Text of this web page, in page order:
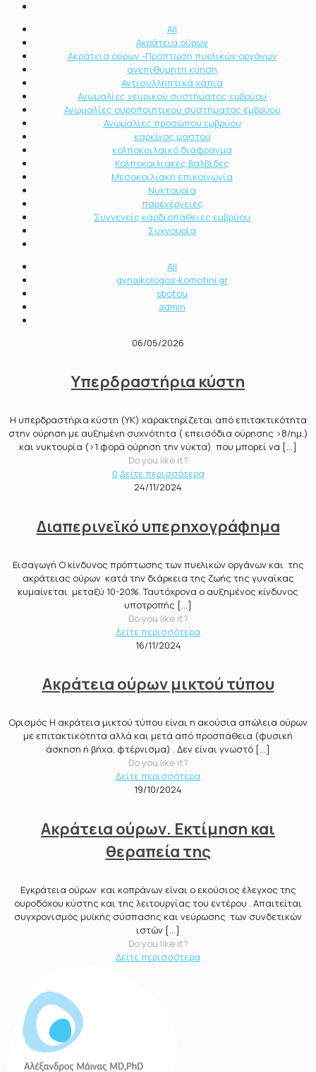
All
Ακράτεια ούρων
Ακράτεια ούρων -Πρόπτωση πυελικών οργάνων
ανεπιθύμητη κύηση
Αντισυλληπτικά χάπια
Ανωμαλίες νευρικού συστήματος εμβρύου
Ανωμαλίες ουροποιητικού συστήματος εμβρύου
Ανωμαλίες προσώπου εμβρύου
καρκίνος μαστού
κολποκοιλαικό διάφραγμα
Κολποκοιλιακές βαλβίδες
Μεσοκοιλιακή επικοινωνία
Νυκτουρία
παρενέργειες
Συγγενείς καρδιοπάθειες εμβρύου
Συχνουρία
All
gynaikologos-komotini.gr
sbotou
admin
06/05/2026
Υπερδραστήρια κύστη
Η υπερδραστήρια κύστη (ΥΚ) χαρακτηρίζεται από επιτακτικότητα
στην ούρηση με αυξημένη συχνότητα ( επεισόδια ούρησης >8/ημ.)
και νυκτουρία (>1 φορά ούρηση την νύκτα) που μπορεί να […]
Do you like it?
0 Δείτε περισσότερα
24/11/2024
Διαπερινεϊκό υπερηχογράφημα
Εισαγωγή Ο κίνδυνος πρόπτωσης των πυελικών οργάνων και της
ακράτειας ούρων κατά την διάρκεια της ζωής της γυναίκας
κυμαίνεται μεταξύ 10-20%. Ταυτόχρονα ο αυξημένος κίνδυνος
υποτροπής […]
Do you like it?
Δείτε περισσότερα
16/11/2024
Ακράτεια ούρων μικτού τύπου
Ορισμός Η ακράτεια μικτού τύπου είναι η ακούσια απώλεια ούρων
με επιτακτικότητα αλλά και μετά από προσπάθεια (φυσική
άσκηση ή βήχα, φτέρνισμα) . Δεν είναι γνωστό […]
Do you like it?
Δείτε περισσότερα
19/10/2024
Ακράτεια ούρων. Εκτίμηση και
θεραπεία της
Εγκράτεια ούρων και κοπράνων είναι ο εκούσιος έλεγχος της
ουροδόχου κύστης και της λειτουργίας του εντέρου . Απαιτείται
συγχρονισμός μυϊκής σύσπασης και νεύρωσης των συνδετικών
ιστών […]
Do you like it?
Δείτε περισσότερα